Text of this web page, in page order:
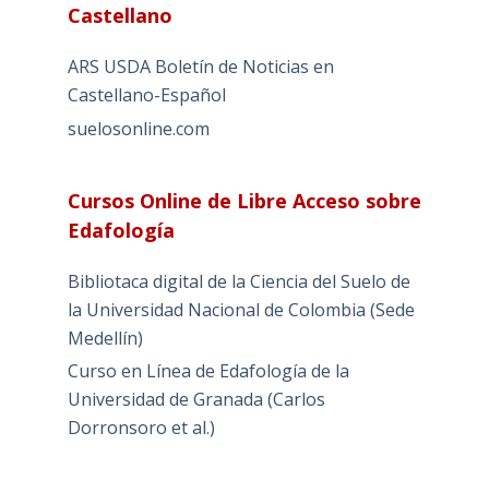
Castellano
ARS USDA Boletín de Noticias en
Castellano-Español
suelosonline.com
Cursos Online de Libre Acceso sobre
Edafología
Bibliotaca digital de la Ciencia del Suelo de
la Universidad Nacional de Colombia (Sede
Medellín)
Curso en Línea de Edafología de la
Universidad de Granada (Carlos
Dorronsoro et al.)